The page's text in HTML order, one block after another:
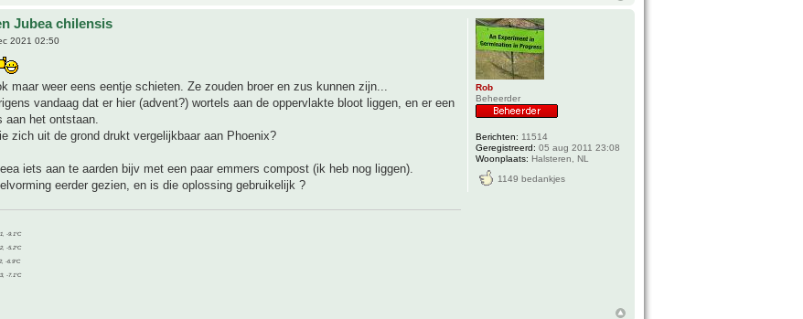
Jubea chilensis
2021 02:50
maar weer eens eentje schieten. Ze zouden broer en zus kunnen zijn...
vandaag dat er hier (advent?) wortels aan de oppervlakte bloot liggen, en er een
aan het ontstaan.
zich uit de grond drukt vergelijkbaar aan Phoenix?
eea iets aan te aarden bijv met een paar emmers compost (ik heb nog liggen).
eerder gezien, en is die oplossing gebruikelijk ?
-9.1°C
-5.2°C
-6.9°C
-7.1°C
Rob
Beheerder
Berichten: 11514
Geregistreerd: 05 aug 2011 23:08
Woonplaats: Halsteren, NL
1149 bedankjes